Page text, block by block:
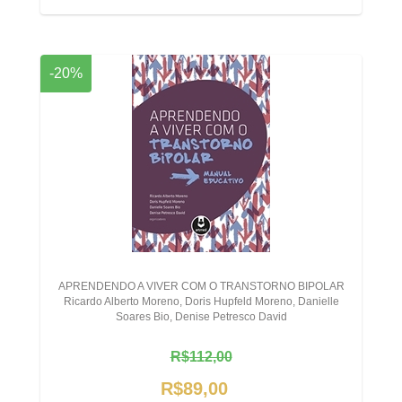
-20%
APRENDENDO A VIVER COM O TRANSTORNO BIPOLAR
Ricardo Alberto Moreno, Doris Hupfeld Moreno, Danielle
Soares Bio, Denise Petresco David
R$112,00
R$89,00